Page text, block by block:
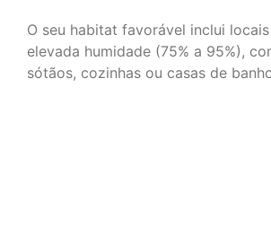
O seu habitat favorável inclui
elevada humidade (75% a 95%),
sótãos, cozinhas ou casas de